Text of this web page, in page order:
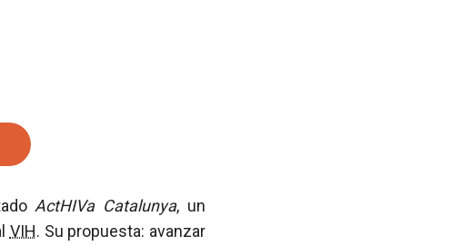
ActHIVa Catalunya, un
VIH. Su propuesta: avanzar